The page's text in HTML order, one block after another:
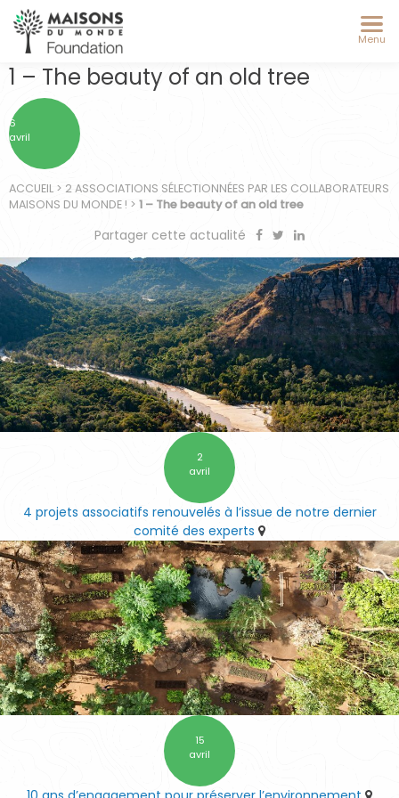
Menu
1 – The beauty of an old tree
6
avril
ACCUEIL > 2 ASSOCIATIONS SÉLECTIONNÉES PAR LES COLLABORATEURS
MAISONS DU MONDE ! > 1 – The beauty of an old tree
Partager cette actualité
2
avril
4 projets associatifs renouvelés à l’issue de notre dernier
comité des experts
15
avril